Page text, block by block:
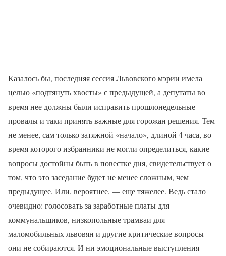
Казалось бы, последняя сессия Львовского мэрии имела
целью «подтянуть хвосты» с предыдущей, а депутаты во
время нее должны были исправить прошлонедельные
провалы и таки принять важные для горожан решения. Тем
не менее, сам только затяжной «начало», длиной 4 часа, во
время которого избранники не могли определиться, какие
вопросы достойны быть в повестке дня, свидетельствует о
том, что это заседание будет не менее сложным, чем
предыдущее. Или, вероятнее, — еще тяжелее. Ведь стало
очевидно: голосовать за заработные платы для
коммунальщиков, низкопольные трамваи для
маломобильных львовян и другие критические вопросы
они не собираются. И ни эмоциональные выступления